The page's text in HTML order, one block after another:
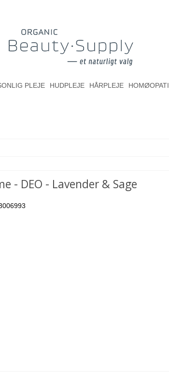
PLEJE HUDPLEJE HÅRPLEJE HOMØOPATI
- DEO - Lavender & Sage